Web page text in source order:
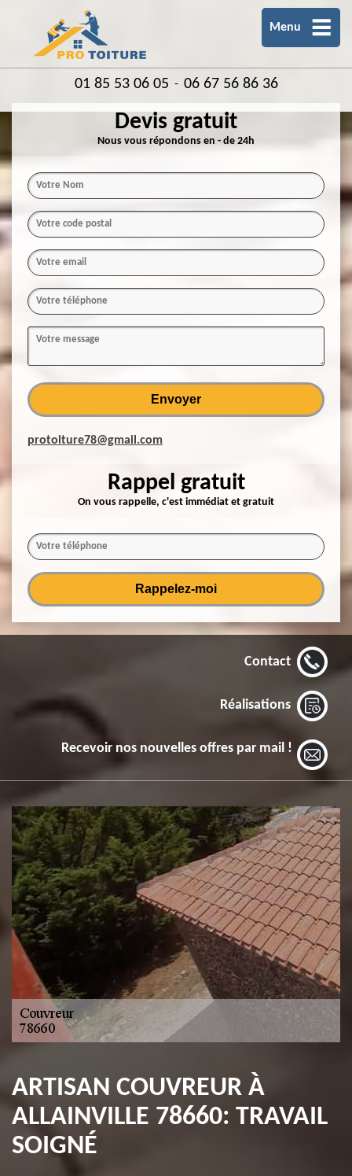
Menu
01 85 53 06 05 - 06 67 56 86 36
Devis gratuit
Nous vous répondons en - de 24h
protoiture78@gmail.com
Rappel gratuit
On vous rappelle, c'est immédiat et gratuit
Contact
Réalisations
Recevoir nos nouvelles offres par mail !
ARTISAN COUVREUR À
ALLAINVILLE 78660: TRAVAIL
SOIGNÉ